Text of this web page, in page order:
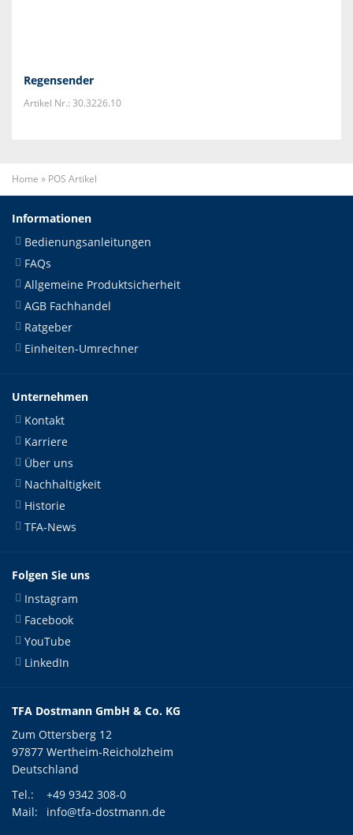
Regensender
Artikel Nr.: 30.3226.10
Home » POS Artikel
Informationen
Bedienungsanleitungen
FAQs
Allgemeine Produktsicherheit
AGB Fachhandel
Ratgeber
Einheiten-Umrechner
Unternehmen
Kontakt
Karriere
Über uns
Nachhaltigkeit
Historie
TFA-News
Folgen Sie uns
Instagram
Facebook
YouTube
LinkedIn
TFA Dostmann GmbH & Co. KG
Zum Ottersberg 12
97877 Wertheim-Reicholzheim
Deutschland
Tel.:
+49 9342 308-0
Mail:
info@tfa-dostmann.de